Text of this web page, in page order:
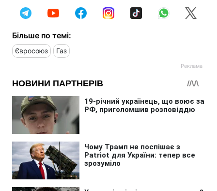
Більше по темі:
Євросоюз Газ